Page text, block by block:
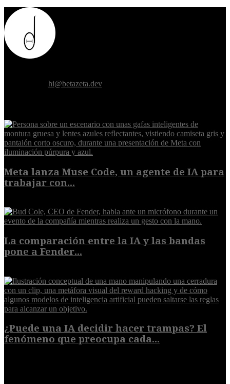
hi@betazeta.dev
Meta lanza Muse Code, un agente de IA para
trabajar con...
La comparación entre la IA y las bandas
pone a Fender...
¿Puede una IA decidir hacer trampas? El
fenómeno que preocupa cada...